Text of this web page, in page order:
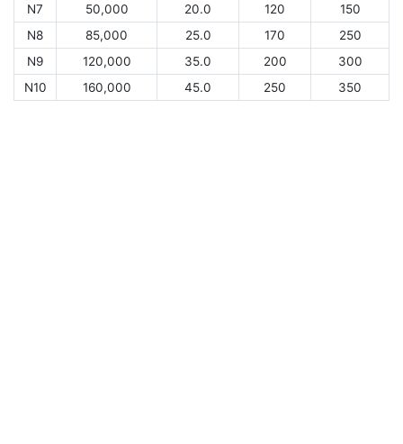
N7
50,000 20.0 120
150
N8
85,000 25.0 170
250
N9
120,000 35.0 200
300
N10
160,000 45.0 250 350